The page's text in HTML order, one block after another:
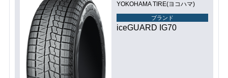
YOKOHAMA TIRE(ヨコハマ)
ブランド
iceGUARD IG70